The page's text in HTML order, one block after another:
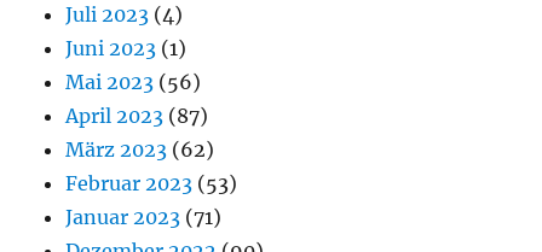
Juli 2023 (4)
Juni 2023 (1)
Mai 2023 (56)
April 2023 (87)
März 2023 (62)
Februar 2023 (53)
Januar 2023 (71)